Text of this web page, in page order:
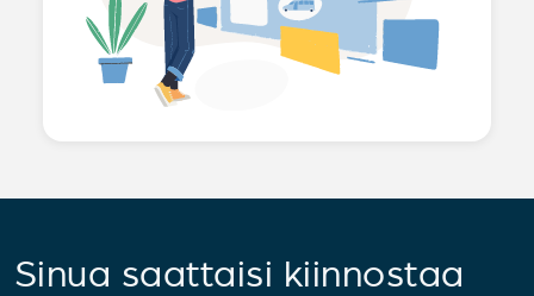
Sinua saattaisi kiinnostaa